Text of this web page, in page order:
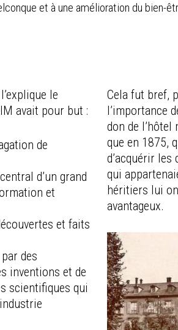
et à une amélioration du bien-
le
avait pour but :
de
d’un grand
et
et faits
des
inventions et de
scientifiques qui
Cela fut bref,
l’importance
don de l’hôtel
que en 1875,
d’acquérir les
qui
héritiers lui
avantageux.